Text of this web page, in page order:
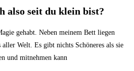
also seit du klein bist?
gehabt. Neben meinem Bett liegen
aller Welt. Es gibt nichts Schöneres als sie
und mitnehmen kann